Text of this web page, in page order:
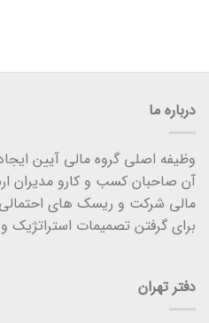
درباره ما
وظیفه اصلی گروه مالی آیین
آن صاحبان کسب و کارو مدیران
مالی شرکت و ریسک های
برای گرفتن تصمیمات استراتژیک
دفتر تهران